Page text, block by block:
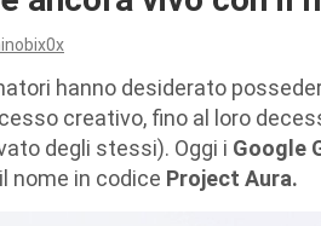
hanno desiderato
creativo, fino al loro
degli stessi). Oggi i Google
nome in codice Project Aura.